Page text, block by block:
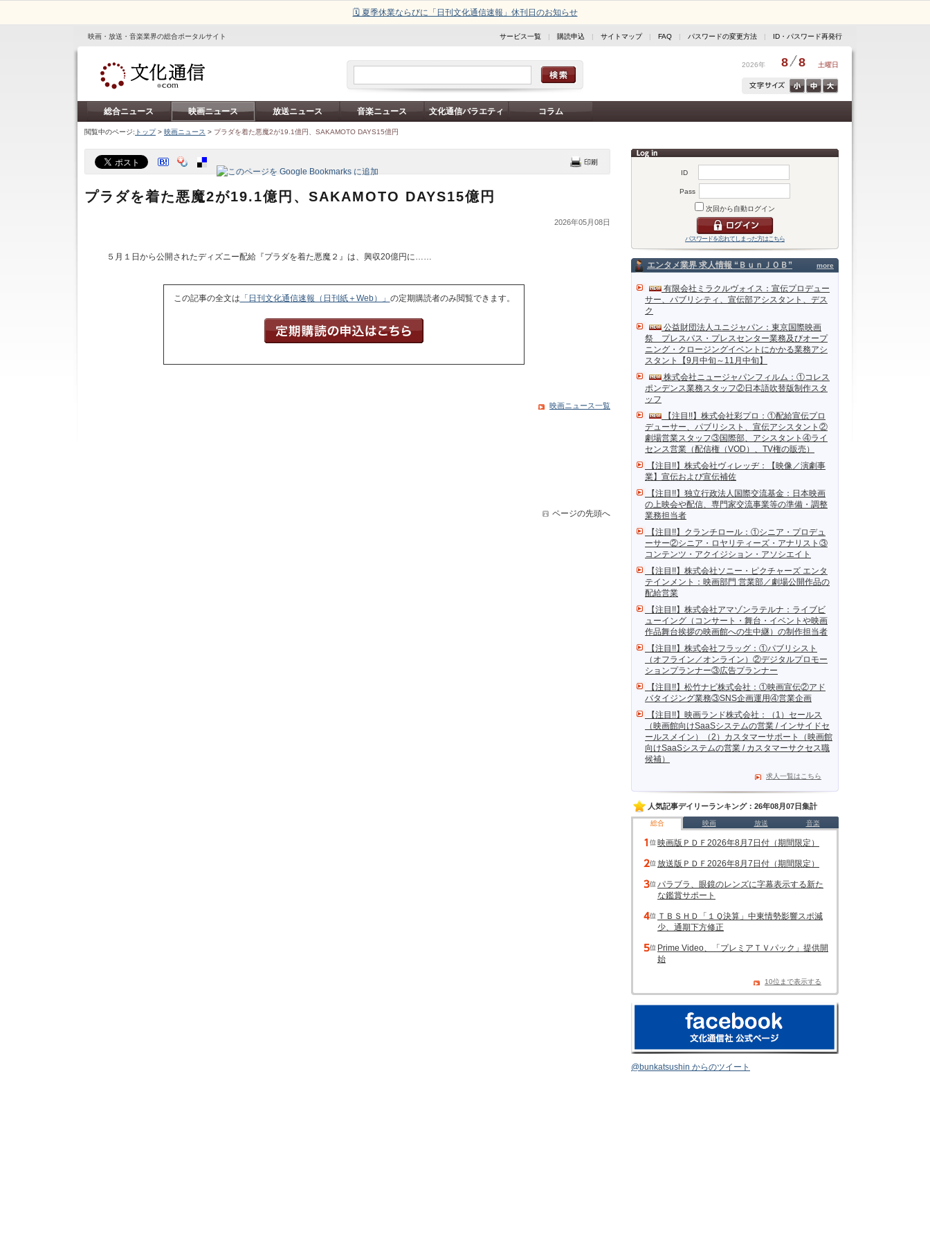
🗓️ 夏季休業ならびに「日刊文化通信速報」休刊日のお知らせ
映画・放送・音楽業界の総合ポータルサイト サービス一覧 | 購読申込 | サイトマップ| FAQ | パスワードの変更方法 | ID・パスワード再発行
2026年 8 8 土曜日
総合ニュース 映画ニュース 放送ニュース 音楽ニュース 文化通信バラエティ コラム
閲覧中のページ: トップ> 映画ニュース > プラダを着た悪魔2が19.1億円、SAKAMOTO DAYS15億円
ID
Pass
次回から自動ログイン
パスワードを忘れてしまった方はこちら
more
エンタメ業界 求人情報 “ＢｕｎＪＯＢ”
有限会社ミラクルヴォイス：宣伝プロデュー
サー、パブリシティ、宣伝部アシスタント、デス
ク
公益財団法人ユニジャパン：東京国際映画
祭 プレスパス・プレスセンター業務及びオープ
ニング・クロージングイベントにかかる業務アシ
スタント【9月中旬～11月中旬】
株式会社ニュージャパンフィルム：①コレス
ポンデンス業務スタッフ②日本語吹替版制作スタ
ッフ
【注目!!】株式会社彩プロ：①配給宣伝プロ
デューサー、パブリシスト、宣伝アシスタント②
劇場営業スタッフ③国際部、アシスタント④ライ
センス営業（配信権（VOD）、TV権の販売）
【注目!!】株式会社ヴィレッヂ：【映像／演劇事
業】宣伝および宣伝補佐
【注目!!】独立行政法人国際交流基金：日本映画
の上映会や配信、専門家交流事業等の準備・調整
業務担当者
【注目!!】クランチロール：①シニア・プロデュ
ーサー②シニア・ロヤリティーズ・アナリスト③
コンテンツ・アクイジション・アソシエイト
【注目!!】株式会社ソニー・ピクチャーズ エンタ
テインメント：映画部門 営業部／劇場公開作品の
配給営業
【注目!!】株式会社アマゾンラテルナ：ライブビ
ューイング（コンサート・舞台・イベントや映画
作品舞台挨拶の映画館への生中継）の制作担当者
【注目!!】株式会社フラッグ：①パブリシスト
（オフライン／オンライン）②デジタルプロモー
ションプランナー③広告プランナー
【注目!!】松竹ナビ株式会社：①映画宣伝②アド
バタイジング業務③SNS企画運用④営業企画
【注目!!】映画ランド株式会社：（1）セールス
（映画館向けSaaSシステムの営業 / インサイドセ
ールスメイン）（2）カスタマーサポート（映画館
向けSaaSシステムの営業 / カスタマーサクセス職
候補）
求人一覧はこちら
人気記事デイリーランキング：26年08月07日集計
総合 映画 放送 音楽
映画版ＰＤＦ2026年8月7日付（期間限定）
放送版ＰＤＦ2026年8月7日付（期間限定）
パラブラ、眼鏡のレンズに字幕表示する新た
な鑑賞サポート
ＴＢＳＨＤ「１Ｑ決算」中東情勢影響スポ減
少、通期下方修正
Prime Video、「プレミアＴＶパック」提供開
始
10位まで表示する
@bunkatsushin からのツイート
プラダを着た悪魔2が19.1億円、SAKAMOTO DAYS15億円
2026年05月08日
５月１日から公開されたディズニー配給『プラダを着た悪魔２』は、興収20億円に……
この記事の全文は 「日刊文化通信速報（日刊紙＋Web）」 の定期購読者のみ閲覧できます。
映画ニュース一覧
ページの先頭へ